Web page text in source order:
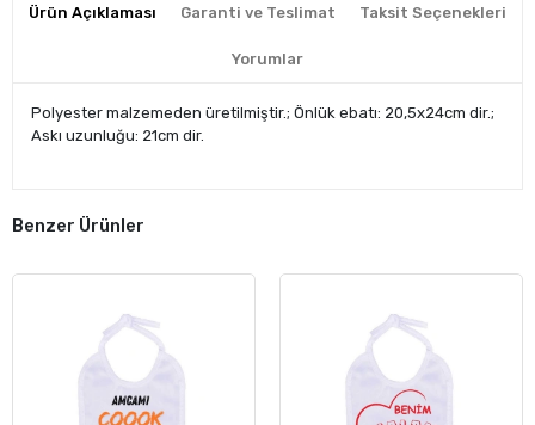
Ürün Açıklaması Garanti ve Teslimat Taksit Seçenekleri
Yorumlar
Polyester malzemeden üretilmiştir.; Önlük ebatı: 20,5x24cm dir.;
Askı uzunluğu: 21cm dir.
Benzer Ürünler